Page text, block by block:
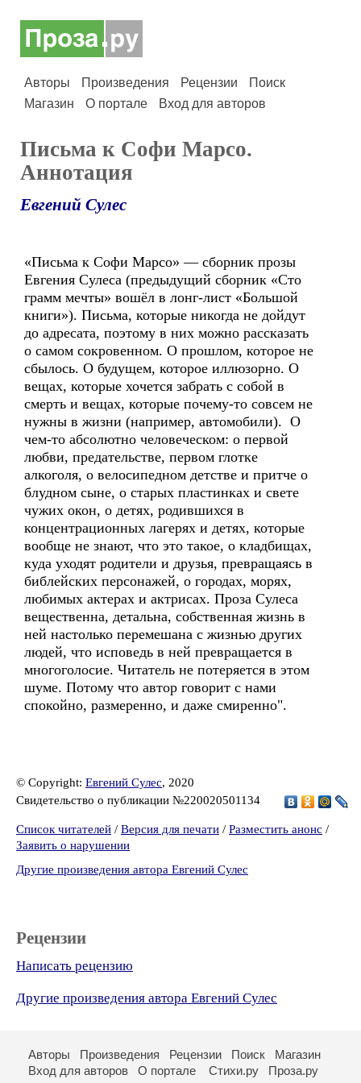
Авторы Произведения Рецензии
Поиск
Магазин
О портале Вход для авторов
Письма к Софи Марсо.
Аннотация
Евгений Сулес
«Письма к Софи Марсо» — сборник прозы
Евгения Сулеса (предыдущий сборник «Сто
грамм мечты» вошёл в лонг-лист «Большой
книги»). Письма, которые никогда не дойдут
до адресата, поэтому в них можно рассказать
о самом сокровенном. О прошлом, которое не
сбылось. О будущем, которое иллюзорно. О
вещах, которые хочется забрать с собой в
смерть и вещах, которые почему-то совсем не
нужны в жизни (например, автомобили). О
чем-то абсолютно человеческом: о первой
любви, предательстве, первом глотке
алкоголя, о велосипедном детстве и притче о
блудном сыне, о старых пластинках и свете
чужих окон, о детях, родившихся в
концентрационных лагерях и детях, которые
вообще не знают, что это такое, о кладбищах,
куда уходят родители и друзья, превращаясь в
библейских персонажей, о городах, морях,
любимых актерах и актрисах. Проза Сулеса
вещественна, детальна, собственная жизнь в
ней настолько перемешана с жизнью других
людей, что исповедь в ней превращается в
многоголосие. Читатель не потеряется в этом
шуме. Потому что автор говорит с нами
спокойно, размеренно, и даже смиренно".
© Copyright: Евгений Сулес, 2020
Свидетельство о публикации №220020501134
Список читателей / Версия для печати / Разместить анонс /
Заявить о нарушении
Другие произведения автора Евгений Сулес
Рецензии
Написать рецензию
Другие произведения автора Евгений Сулес
Авторы Произведения Рецензии Поиск
Магазин
Вход для авторов
О портале Стихи.ру Проза.ру